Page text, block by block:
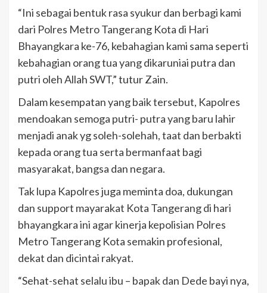
“Ini sebagai bentuk rasa syukur dan berbagi kami
dari Polres Metro Tangerang Kota di Hari
Bhayangkara ke-76, kebahagian kami sama seperti
kebahagian orang tua yang dikaruniai putra dan
putri oleh Allah SWT,” tutur Zain.
Dalam kesempatan yang baik tersebut, Kapolres
mendoakan semoga putri- putra yang baru lahir
menjadi anak yg soleh-solehah, taat dan berbakti
kepada orang tua serta bermanfaat bagi
masyarakat, bangsa dan negara.
Tak lupa Kapolres juga meminta doa, dukungan
dan support mayarakat Kota Tangerang di hari
bhayangkara ini agar kinerja kepolisian Polres
Metro Tangerang Kota semakin profesional,
dekat dan dicintai rakyat.
“Sehat-sehat selalu ibu – bapak dan Dede bayi nya,